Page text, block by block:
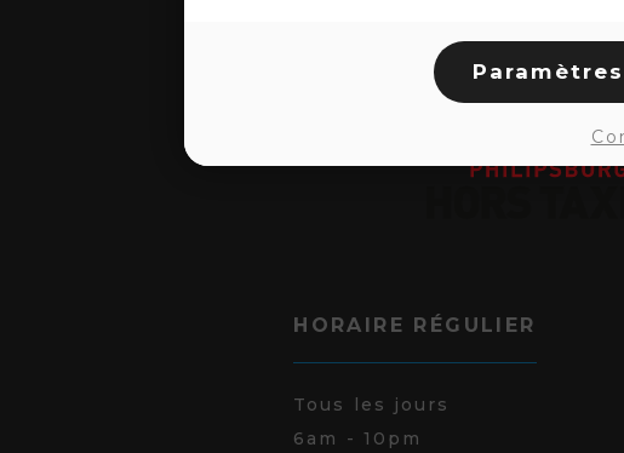
HORAIRE RÉGULIER
Tous les jours
6am - 10pm
Paramètres